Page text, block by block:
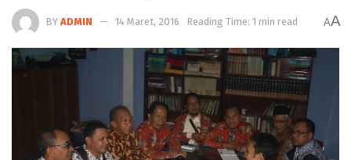
BY ADMIN 14 Maret, 2016 Reading Time: 1 min read AA